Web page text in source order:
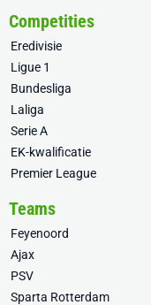
Competities
Eredivisie
Ligue 1
Bundesliga
Laliga
Serie A
EK-kwalificatie
Premier League
Teams
Feyenoord
Ajax
PSV
Sparta Rotterdam